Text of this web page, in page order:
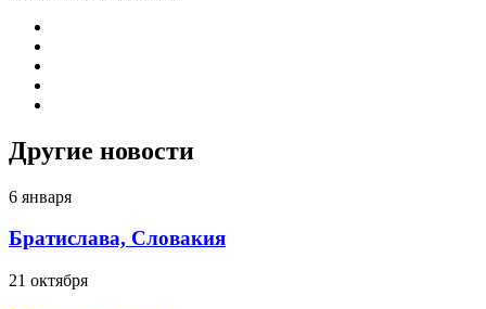
Другие новости
6 января
Братислава, Словакия
21 октября